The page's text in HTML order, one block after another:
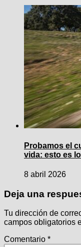
Probamos el
vida: esto es
8 abril 2026
Deja una
Tu dirección de
campos obligatorios
Comentario *